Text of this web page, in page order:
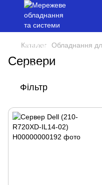
Каталог Обладнання
Сервери
Фільтр